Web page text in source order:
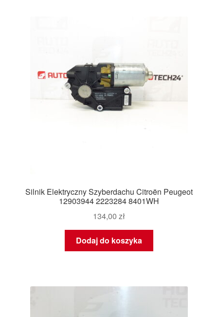
Silnik Elektryczny Szyberdachu Citroën Peugeot
12903944 2223284 8401WH
134,00 zł
Dodaj do koszyka